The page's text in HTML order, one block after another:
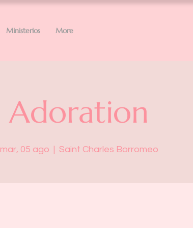
Ministerios More
Adoration
mar, 05 ago
  |
Saint Charles Borromeo